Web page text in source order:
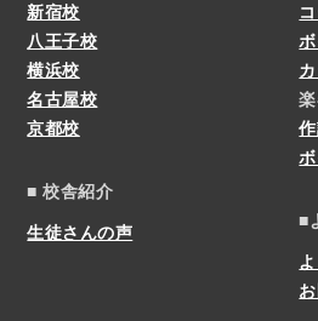
新宿校
八王子校
横浜校
名古屋校
京都校
■ 校舎紹介
生徒さんの声
■